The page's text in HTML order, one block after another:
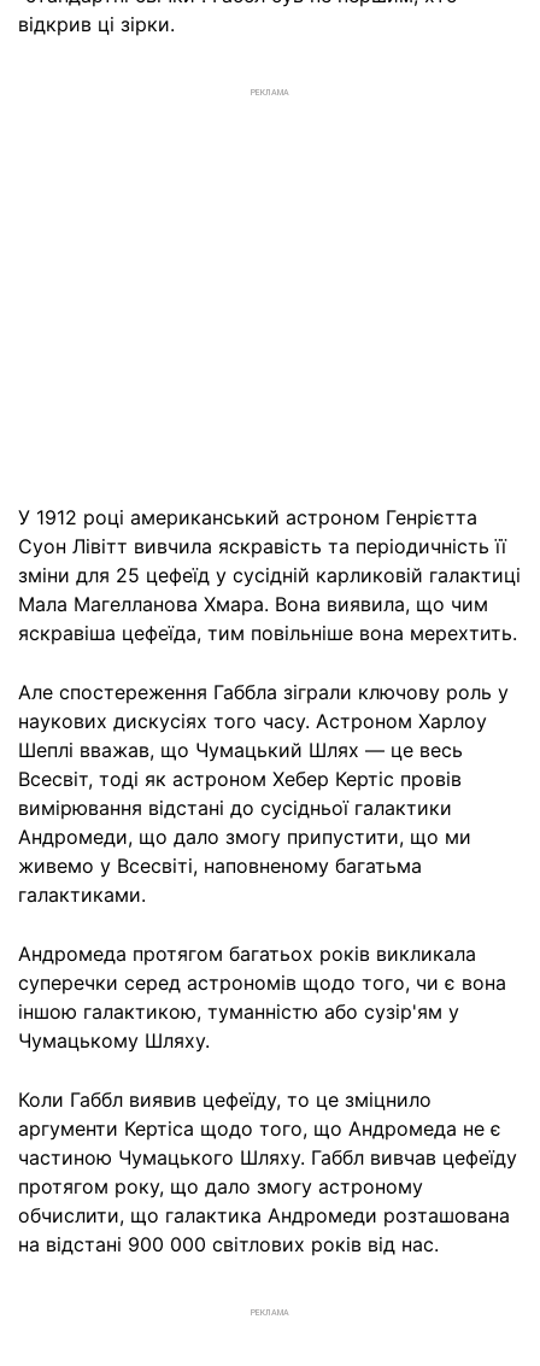
відкрив ці зірки.
РЕКЛАМА
У 1912 році американський астроном Генрієтта
Суон Лівітт вивчила яскравість та періодичність її
зміни для 25 цефеїд у сусідній карликовій галактиці
Мала Магелланова Хмара. Вона виявила, що чим
яскравіша цефеїда, тим повільніше вона мерехтить.
Але спостереження Габбла зіграли ключову роль у
наукових дискусіях того часу. Астроном Харлоу
Шеплі вважав, що Чумацький Шлях — це весь
Всесвіт, тоді як астроном Хебер Кертіс провів
вимірювання відстані до сусідньої галактики
Андромеди, що дало змогу припустити, що ми
живемо у Всесвіті, наповненому багатьма
галактиками.
Андромеда протягом багатьох років викликала
суперечки серед астрономів щодо того, чи є вона
іншою галактикою, туманністю або сузір'ям у
Чумацькому Шляху.
Коли Габбл виявив цефеїду, то це зміцнило
аргументи Кертіса щодо того, що Андромеда не є
частиною Чумацького Шляху. Габбл вивчав цефеїду
протягом року, що дало змогу астроному
обчислити, що галактика Андромеди розташована
на відстані 900 000 світлових років від нас.
РЕКЛАМА